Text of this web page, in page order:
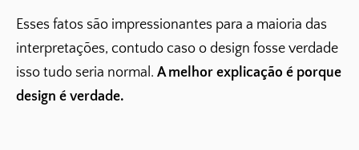
Esses fatos são impressionantes para a maioria das
interpretações, contudo caso o design fosse verdade
isso tudo seria normal. A melhor explicação é porque
design é verdade.